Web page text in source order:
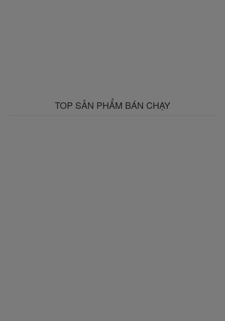
TOP SẢN PHẨM BÁN CHẠY